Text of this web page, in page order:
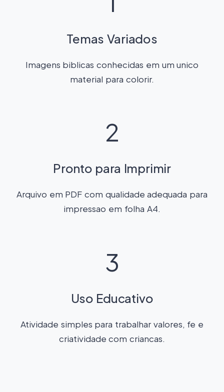
Temas Variados
Imagens biblicas conhecidas em um unico
material para colorir.
2
Pronto para Imprimir
Arquivo em PDF com qualidade adequada para
impressao em folha A4.
3
Uso Educativo
Atividade simples para trabalhar valores, fe e
criatividade com criancas.